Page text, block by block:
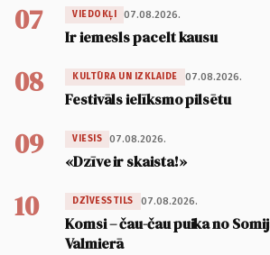
07 VIEDOKĻI 07.08.2026.
Ir iemesls pacelt kausu
08 KULTŪRA UN IZKLAIDE 07.08.2026.
Festivāls ielīksmo pilsētu
09 VIESIS 07.08.2026.
«Dzīve ir skaista!»
10 DZĪVESSTILS 07.08.2026.
Komsi – čau-čau puika no
Valmierā